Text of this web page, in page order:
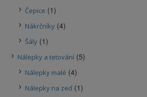
Čepice (1)
Nákrčníky (4)
Šály (1)
Nálepky a tetování (5)
Nálepky malé (4)
Nálepky na zeď (1)